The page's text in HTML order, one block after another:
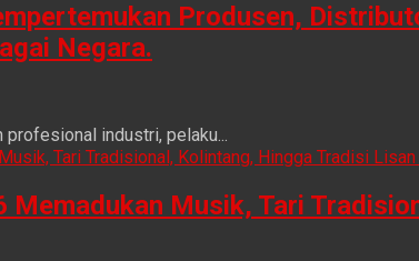
Produsen,
Negara.
profesional industri, pelaku...
Memadukan Musik, Tari